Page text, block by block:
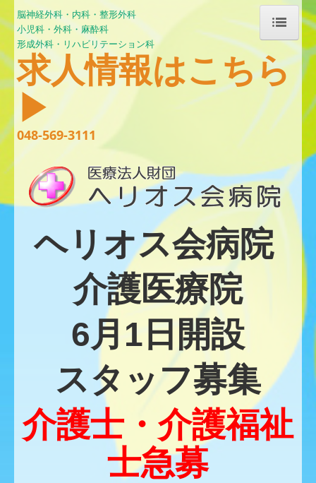
ホーム
外来診療と診療体制
面会についてのお知らせ
入院について
睡眠時無呼吸症候群の検査について
帯状疱疹予防ワクチン接種について
リハビリテーション科
脳ドックのご案内
交通案内
ヘリオスクリニックのご案内
特別養護老人ホーム 川里苑
脳神経外科・内科・整形外科
小児科・外科・麻酔科
形成外科・リハビリテーション科
求人情報はこちら
▶
048-569-3111
ヘリオス会病院
介護医療院
6月1日開設
スタッフ募集
介護士・介護福祉
士急募